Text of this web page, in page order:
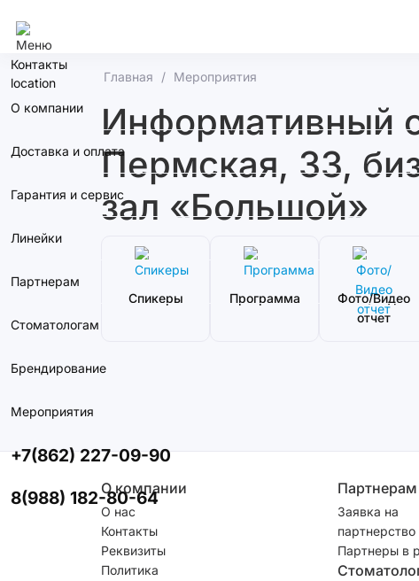
Контакты
О компании
Доставка и оплата
Гарантия и сервис
Линейки
Партнерам
Стоматологам
Брендирование
Мероприятия
+7(862) 227-09-90
8(988) 182-80-64
Главная Мероприятия
Информативный
Пермская, 33,
зал «Большой»
Спикеры Программа
Фото/Видео
отчет
О компании
О нас
Контакты
Реквизиты
Политика
Партнерам
Заявка на
партнерство
Партнеры в